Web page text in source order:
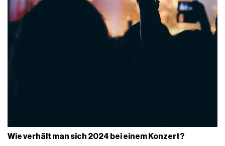
Wie verhält man sich 2024 bei einem Konzert?